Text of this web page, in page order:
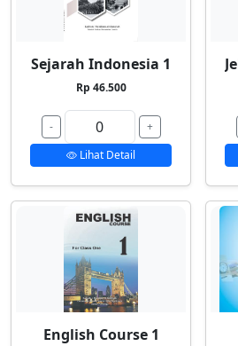
Sejarah Indonesia 1
Rp 46.500
-
+
Lihat Detail
English Course 1